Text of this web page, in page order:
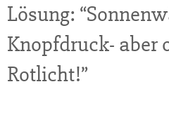
Lösung:
Knopfdruck- aber
Rotlicht!”